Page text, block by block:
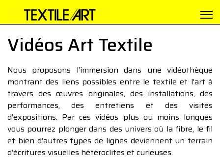
Vidéos Art Textile
Nous proposons l’immersion dans une vidéothèque
montrant des liens possibles entre le textile et l’art à
travers des œuvres originales, des installations, des
performances, des entretiens et des visites
d’expositions. Par ces vidéos plus ou moins longues
vous pourrez plonger dans des univers où la fibre, le fil
et bien d’autres types de lignes deviennent un terrain
d’écritures visuelles hétéroclites et curieuses.